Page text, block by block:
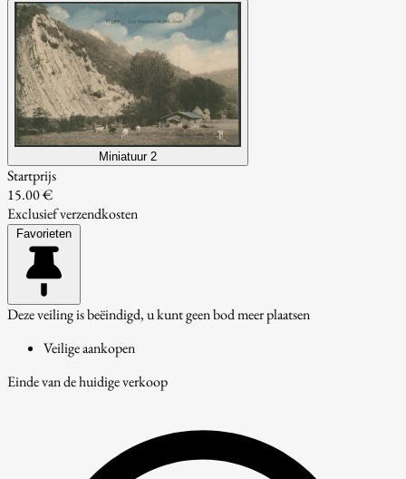
Miniatuur 2
Startprijs
15.00 €
Exclusief verzendkosten
Favorieten
Deze veiling is beëindigd, u kunt geen bod meer plaatsen
Veilige aankopen
Einde van de huidige verkoop